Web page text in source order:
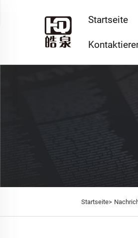
Startseite
Startseite>